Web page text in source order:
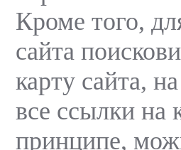
Кроме того,
сайта
карту сайта,
все ссылки на
принципе,